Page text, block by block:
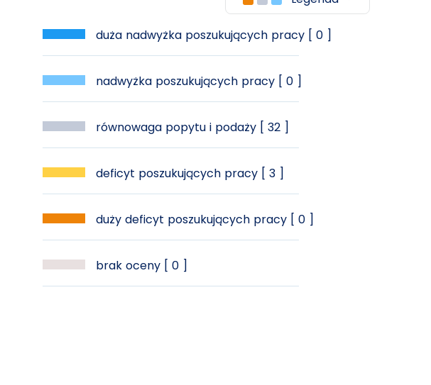
duża nadwyżka poszukujących pracy [ 0 ]
nadwyżka poszukujących pracy [ 0 ]
równowaga popytu i podaży [ 32 ]
deficyt poszukujących pracy [ 3 ]
duży deficyt poszukujących pracy [ 0 ]
brak oceny [ 0 ]